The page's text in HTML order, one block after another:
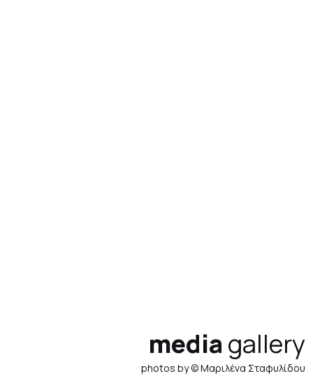
media gallery
photos by © Μαριλένα Σταφυλίδου